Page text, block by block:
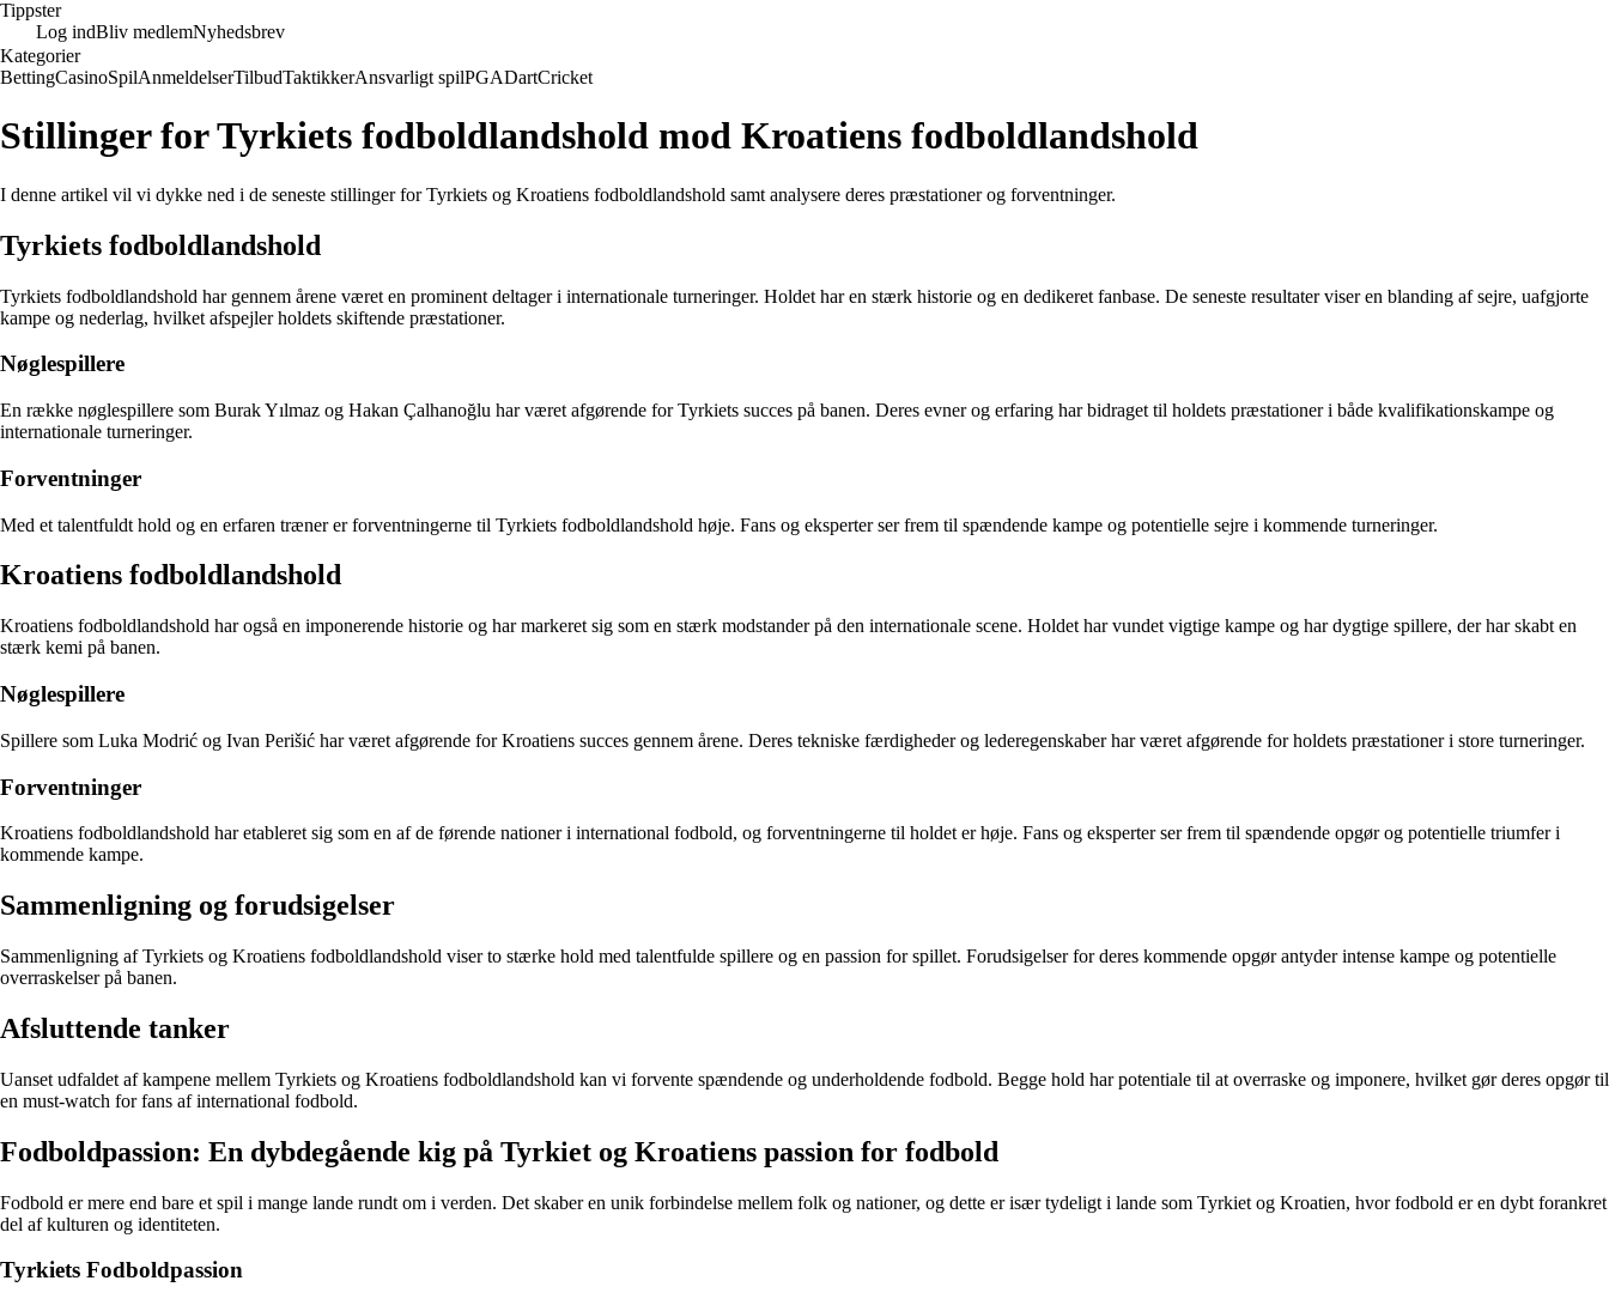
Tippster
Log indBliv medlemNyhedsbrev
Kategorier
BettingCasinoSpilAnmeldelserTilbudTaktikkerAnsvarligt spilPGADartCricket
Stillinger for Tyrkiets fodboldlandshold mod Kroatiens fodboldlandshold
I denne artikel vil vi dykke ned i de seneste stillinger for Tyrkiets og Kroatiens fodboldlandshold samt analysere deres præstationer og forventninger.
Tyrkiets fodboldlandshold
Tyrkiets fodboldlandshold har gennem årene været en prominent deltager i internationale turneringer. Holdet har en stærk historie og en dedikeret fanbase. De seneste resultater viser en blanding af sejre, uafgjorte
kampe og nederlag, hvilket afspejler holdets skiftende præstationer.
Nøglespillere
En række nøglespillere som Burak Yılmaz og Hakan Çalhanoğlu har været afgørende for Tyrkiets succes på banen. Deres evner og erfaring har bidraget til holdets præstationer i både kvalifikationskampe og
internationale turneringer.
Forventninger
Med et talentfuldt hold og en erfaren træner er forventningerne til Tyrkiets fodboldlandshold høje. Fans og eksperter ser frem til spændende kampe og potentielle sejre i kommende turneringer.
Kroatiens fodboldlandshold
Kroatiens fodboldlandshold har også en imponerende historie og har markeret sig som en stærk modstander på den internationale scene. Holdet har vundet vigtige kampe og har dygtige spillere, der har skabt en
stærk kemi på banen.
Nøglespillere
Spillere som Luka Modrić og Ivan Perišić har været afgørende for Kroatiens succes gennem årene. Deres tekniske færdigheder og lederegenskaber har været afgørende for holdets præstationer i store turneringer.
Forventninger
Kroatiens fodboldlandshold har etableret sig som en af de førende nationer i international fodbold, og forventningerne til holdet er høje. Fans og eksperter ser frem til spændende opgør og potentielle triumfer i
kommende kampe.
Sammenligning og forudsigelser
Sammenligning af Tyrkiets og Kroatiens fodboldlandshold viser to stærke hold med talentfulde spillere og en passion for spillet. Forudsigelser for deres kommende opgør antyder intense kampe og potentielle
overraskelser på banen.
Afsluttende tanker
Uanset udfaldet af kampene mellem Tyrkiets og Kroatiens fodboldlandshold kan vi forvente spændende og underholdende fodbold. Begge hold har potentiale til at overraske og imponere, hvilket gør deres opgør til
en must-watch for fans af international fodbold.
Fodboldpassion: En dybdegående kig på Tyrkiet og Kroatiens passion for fodbold
Fodbold er mere end bare et spil i mange lande rundt om i verden. Det skaber en unik forbindelse mellem folk og nationer, og dette er især tydeligt i lande som Tyrkiet og Kroatien, hvor fodbold er en dybt forankret
del af kulturen og identiteten.
Tyrkiets Fodboldpassion